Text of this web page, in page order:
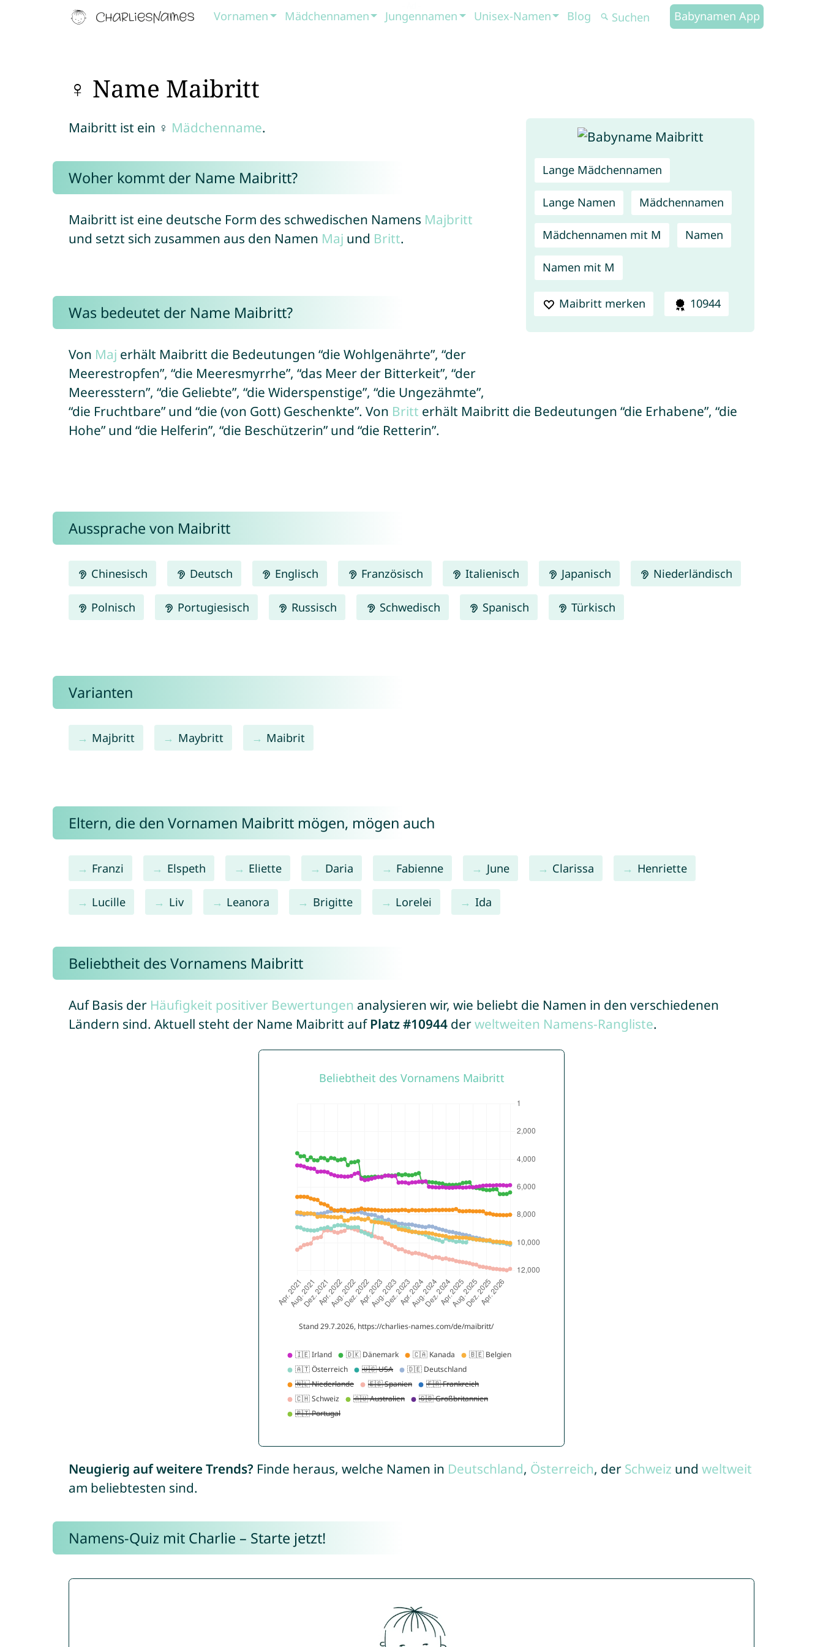
Vornamen Mädchennamen Jungennamen Unisex-Namen Blog Babynamen App
♀ Name Maibritt
Lange Mädchennamen
Lange Namen Mädchennamen
Mädchennamen mit M Namen
Namen mit M
Maibritt merken 10944
Maibritt ist ein ♀ Mädchenname.
Woher kommt der Name Maibritt?
Maibritt ist eine deutsche Form des schwedischen Namens Majbritt
und setzt sich zusammen aus den Namen Maj und Britt.
Was bedeutet der Name Maibritt?
Von Maj erhält Maibritt die Bedeutungen “die Wohlgenährte”, “der
Meerestropfen”, “die Meeresmyrrhe”, “das Meer der Bitterkeit”, “der
Meeresstern”, “die Geliebte”, “die Widerspenstige”, “die Ungezähmte”,
“die Fruchtbare” und “die (von Gott) Geschenkte”. Von Britt erhält Maibritt die Bedeutungen “die Erhabene”, “die
Hohe” und “die Helferin”, “die Beschützerin” und “die Retterin”.
Aussprache von Maibritt
Chinesisch Deutsch Englisch Französisch Italienisch Japanisch Niederländisch
Polnisch Portugiesisch Russisch Schwedisch Spanisch Türkisch
Varianten
Majbritt Maybritt Maibrit
Eltern, die den Vornamen Maibritt mögen, mögen auch
Franzi Elspeth Eliette Daria Fabienne June Clarissa Henriette
Lucille Liv Leanora Brigitte Lorelei Ida
Beliebtheit des Vornamens Maibritt
Auf Basis der Häufigkeit positiver Bewertungen analysieren wir, wie beliebt die Namen in den verschiedenen
Ländern sind. Aktuell steht der Name Maibritt auf Platz #10944derweltweiten Namens-Rangliste.
Neugierig auf weitere Trends? Finde heraus, welche Namen in Deutschland, Österreich, der Schweiz und weltweit
am beliebtesten sind.
Namens-Quiz mit Charlie – Starte jetzt!